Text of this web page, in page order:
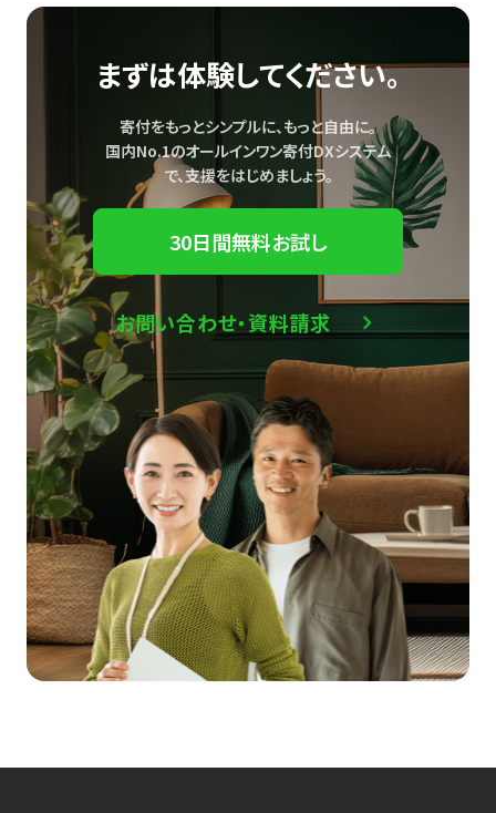
まずは体験してください。
寄付をもっとシンプルに、もっと自由に。
国内No.1のオールインワン寄付DXシステム
で、支援をはじめましょう。
30日間無料お試し
お問い合わせ・資料請求